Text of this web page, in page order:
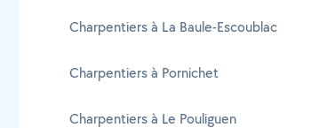
Charpentiers à La Baule-Escoublac
Charpentiers à Pornichet
Charpentiers à Le Pouliguen